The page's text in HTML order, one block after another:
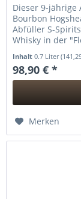
Dieser 9-jährige
Bourbon
Abfüller S-
Whisky in der
Inhalt0.7 Liter
98,90 € *
Merken